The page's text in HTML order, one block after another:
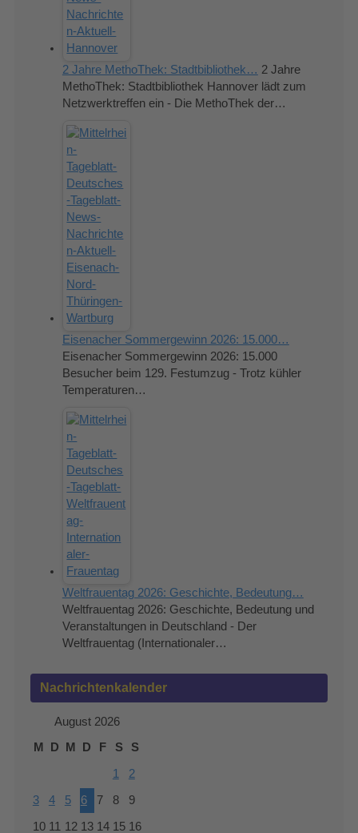
2 Jahre MethoThek: Stadtbibliothek… 2 Jahre
MethoThek: Stadtbibliothek Hannover lädt zum
Netzwerktreffen ein - Die MethoThek der…
Eisenacher Sommergewinn 2026: 15.000…
Eisenacher Sommergewinn 2026: 15.000
Besucher beim 129. Festumzug - Trotz kühler
Temperaturen…
Weltfrauentag 2026: Geschichte, Bedeutung…
Weltfrauentag 2026: Geschichte, Bedeutung und
Veranstaltungen in Deutschland - Der
Weltfrauentag (Internationaler…
Nachrichtenkalender
August 2026
M
D M D F S S
1 2
3 4 5 6 7 8 9
10 11 12 13 14 15 16